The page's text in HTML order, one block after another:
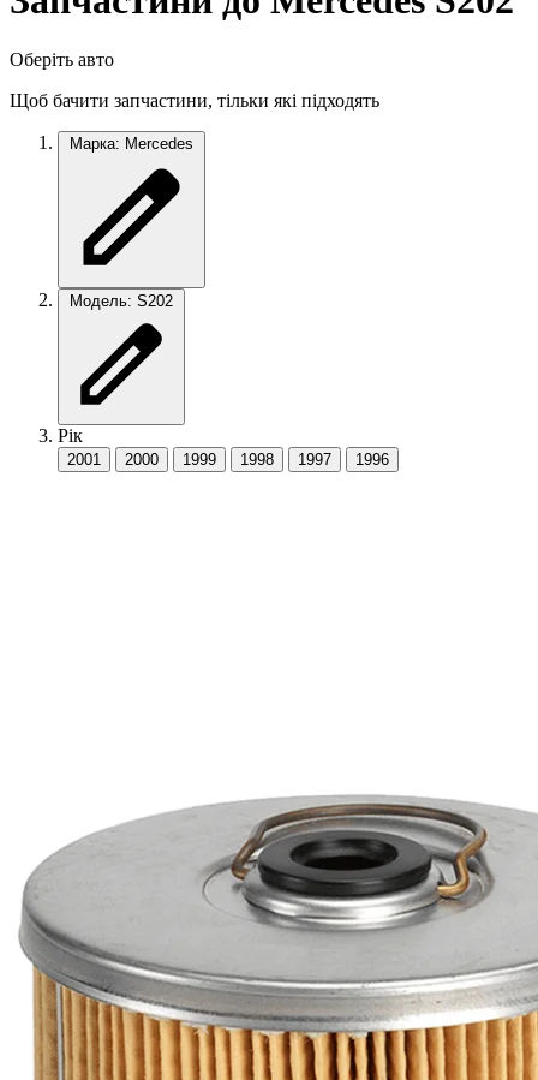
Оберіть авто
Щоб бачити запчастини, тільки які підходять
Марка: Mercedes
Модель: S202
Рік
2001 2000 1999 1998 1997 1996